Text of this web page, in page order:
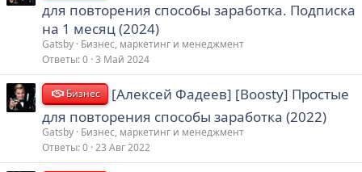
для повторения способы заработка. Подписка
на 1 месяц (2024)
Gatsby Бизнес, маркетинг и менеджмент
Ответы 0 3 Май 2024
Бизнес
[Алексей Фадеев] [Boosty] Простые
для повторения способы заработка (2022)
Gatsby Бизнес, маркетинг и менеджмент
Ответы 0 23 Авг 2022